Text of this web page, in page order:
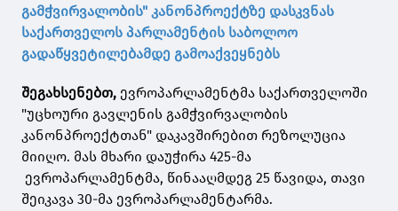
გამჭვირვალობის" კანონპროექტზე დასკვნას
საქართველოს პარლამენტის საბოლოო
გადაწყვეტილებამდე გამოაქვეყნებს
შეგახსენებთ, ევროპარლამენტმა საქართველოში
"უცხოური გავლენის გამჭვირვალობის
კანონპროექტთან" დაკავშირებით რეზოლუცია
მიიღო. მას მხარი დაუჭირა 425-მა
ევროპარლამენტმა, წინააღმდეგ 25 წავიდა, თავი
შეიკავა 30-მა ევროპარლამენტარმა.